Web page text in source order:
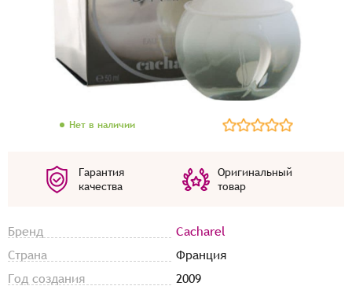
Нет в наличии
Гарантия
качества
Оригинальный
товар
Бренд
Cacharel
Страна
Франция
Год создания
2009